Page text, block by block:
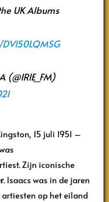
UK Albums
(@IRIE_FM)
15 juli 1951 –
Zijn iconische
. Isaacs was in de jaren
artiesten op het eiland